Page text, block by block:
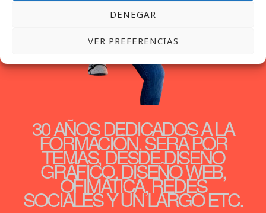
DENEGAR
VER PREFERENCIAS
30 AÑOS DEDICADOS A LA
FORMACIÓN, SERÁ POR
TEMAS, DESDE DISEÑO
GRÁFICO, DISEÑO WEB,
OFIMÁTICA, REDES
SOCIALES Y UN LARGO ETC.